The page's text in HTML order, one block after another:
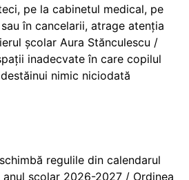
pe la cabinetul medical, pe
în cancelarii, atrage atenția
școlar Aura Stănculescu /
inadecvate în care copilul
nimic niciodată
regulile din calendarul
școlar 2026-2027 / Ordinea